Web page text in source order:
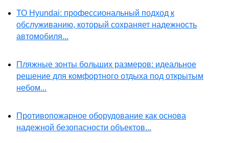
ТО Hyundai: профессиональный подход к
обслуживанию, который сохраняет надежность
автомобиля...
Пляжные зонты больших размеров: идеальное
решение для комфортного отдыха под открытым
небом...
Противопожарное оборудование как основа
надежной безопасности объектов...